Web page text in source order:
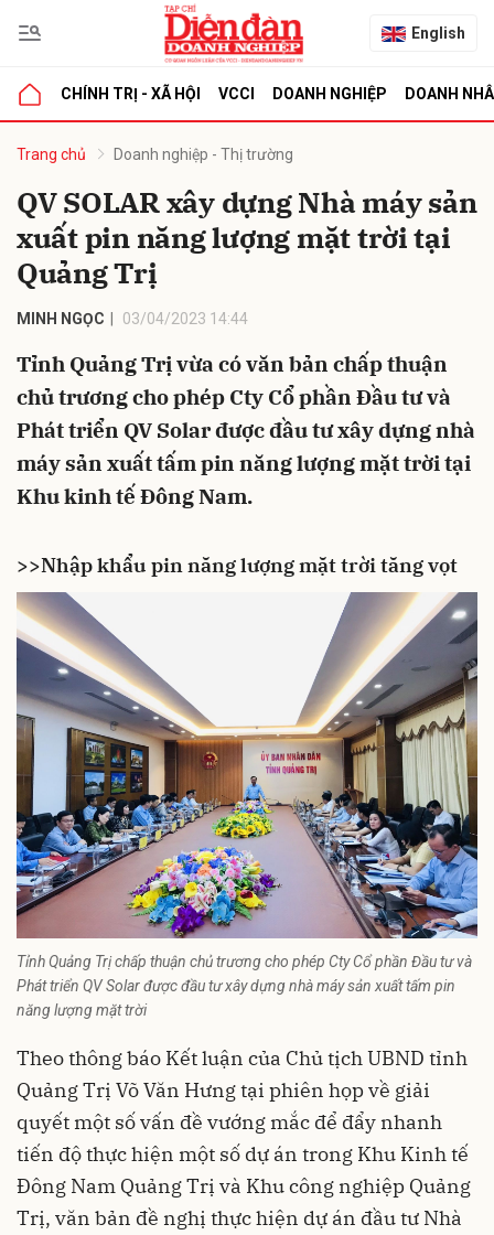
English
CHÍNH TRỊ - XÃ HỘI VCCI DOANH NGHIỆP DOANH
Trang chủ Doanh nghiệp - Thị trường
QV SOLAR xây dựng Nhà máy sản
xuất pin năng lượng mặt trời tại
Quảng Trị
MINH NGỌC 03/04/2023 14:44
Tỉnh Quảng Trị vừa có văn bản chấp thuận
chủ trương cho phép Cty Cổ phần Đầu tư và
Phát triển QV Solar được đầu tư xây dựng nhà
máy sản xuất tấm pin năng lượng mặt trời tại
Khu kinh tế Đông Nam.
>>Nhập khẩu pin năng lượng mặt trời tăng vọt
Tỉnh Quảng Trị chấp thuận chủ trương cho phép Cty Cổ phần Đầu tư và
Phát triển QV Solar được đầu tư xây dựng nhà máy sản xuất tấm pin
năng lượng mặt trời
Theo thông báo Kết luận của Chủ tịch UBND tỉnh
Quảng Trị Võ Văn Hưng tại phiên họp về giải
quyết một số vấn đề vướng mắc để đẩy nhanh
tiến độ thực hiện một số dự án trong Khu Kinh tế
Đông Nam Quảng Trị và Khu công nghiệp Quảng
Trị, văn bản đề nghị thực hiện dự án đầu tư Nhà
luận
Hủy